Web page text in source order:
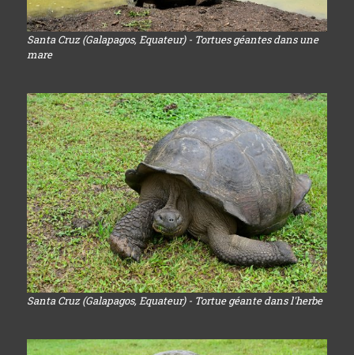
Santa Cruz (Galapagos, Equateur) - Tortues géantes dans une
mare
Santa Cruz (Galapagos, Equateur) - Tortue géante dans l'herbe